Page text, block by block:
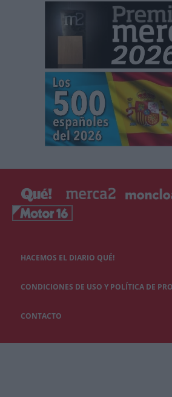
HACEMOS EL DIARIO QUÉ!
CONDICIONES DE USO Y POLÍTICA DE
CONTACTO